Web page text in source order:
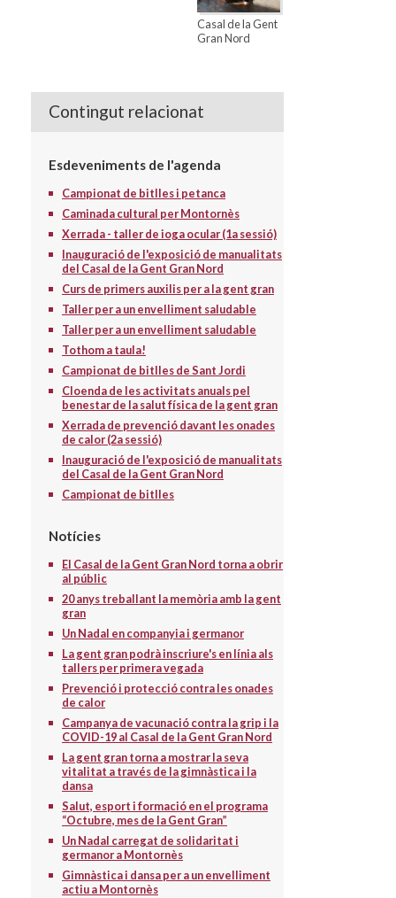
Casal de la Gent
Gran Nord
Contingut relacionat
Esdeveniments de l'agenda
Campionat de bitlles i petanca
Caminada cultural per Montornès
Xerrada - taller de ioga ocular (1a sessió)
Inauguració de l'exposició de manualitats
del Casal de la Gent Gran Nord
Curs de primers auxilis per a la gent gran
Taller per a un envelliment saludable
Taller per a un envelliment saludable
Tothom a taula!
Campionat de bitlles de Sant Jordi
Cloenda de les activitats anuals pel
benestar de la salut física de la gent gran
Xerrada de prevenció davant les onades
de calor (2a sessió)
Inauguració de l'exposició de manualitats
del Casal de la Gent Gran Nord
Campionat de bitlles
Notícies
El Casal de la Gent Gran Nord torna a obrir
al públic
20 anys treballant la memòria amb la gent
gran
Un Nadal en companyia i germanor
La gent gran podrà inscriure's en línia als
tallers per primera vegada
Prevenció i protecció contra les onades
de calor
Campanya de vacunació contra la grip i la
COVID-19 al Casal de la Gent Gran Nord
La gent gran torna a mostrar la seva
vitalitat a través de la gimnàstica i la
dansa
Salut, esport i formació en el programa
“Octubre, mes de la Gent Gran”
Un Nadal carregat de solidaritat i
germanor a Montornès
Gimnàstica i dansa per a un envelliment
actiu a Montornès